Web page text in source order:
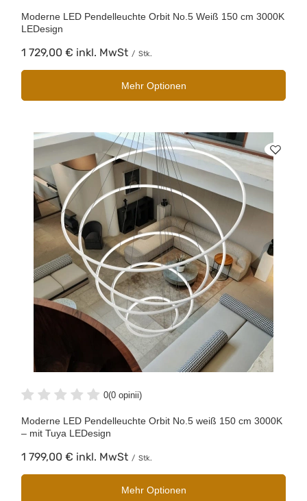
Moderne LED Pendelleuchte Orbit No.5 Weiß 150 cm 3000K
LEDesign
1 729,00 € inkl. MwSt / Stk.
Mehr Optionen
0(0 opinii)
Moderne LED Pendelleuchte Orbit No.5 weiß 150 cm 3000K
– mit Tuya LEDesign
1 799,00 € inkl. MwSt / Stk.
Mehr Optionen